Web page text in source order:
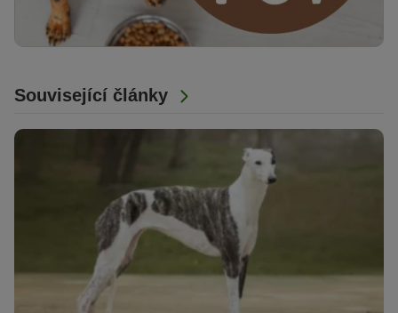
Související články